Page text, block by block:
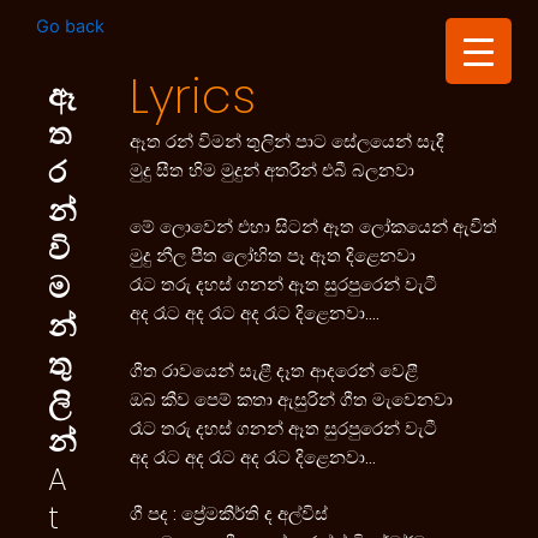
Go back
ඈ
ත
ර
න්
වි
ම
න්
තු
ලි
න්
A
t
Lyrics
ඈත රන් විමන් තුලින් පාට සේලයෙන් සැදී
මුදු සීත හිම මුදුන් අතරින් එබී බලනවා
මේ ලොවෙන් එහා සිටන් ඈත ලෝකයෙන් ඇවිත්
මුදු නීල පීත ලෝහිත පෑ ඈත දිළෙනවා
රෑට තරු දහස් ගනන් ඈත සුරපුරෙන් වැටී
අද රෑට අද රෑට අද රෑට දිළෙනවා….
ගීත රාවයෙන් සැළී දෑත ආදරෙන් වෙළී
ඔබ කීව පෙම් කතා ඇසුරින් ගීත මැවෙනවා
රෑට තරු දහස් ගනන් ඈත සුරපුරෙන් වැටී
අද රෑට අද රෑට අද රෑට දිළෙනවා…
ගී පද : ප්‍රේමකීර්ති ද අල්විස්